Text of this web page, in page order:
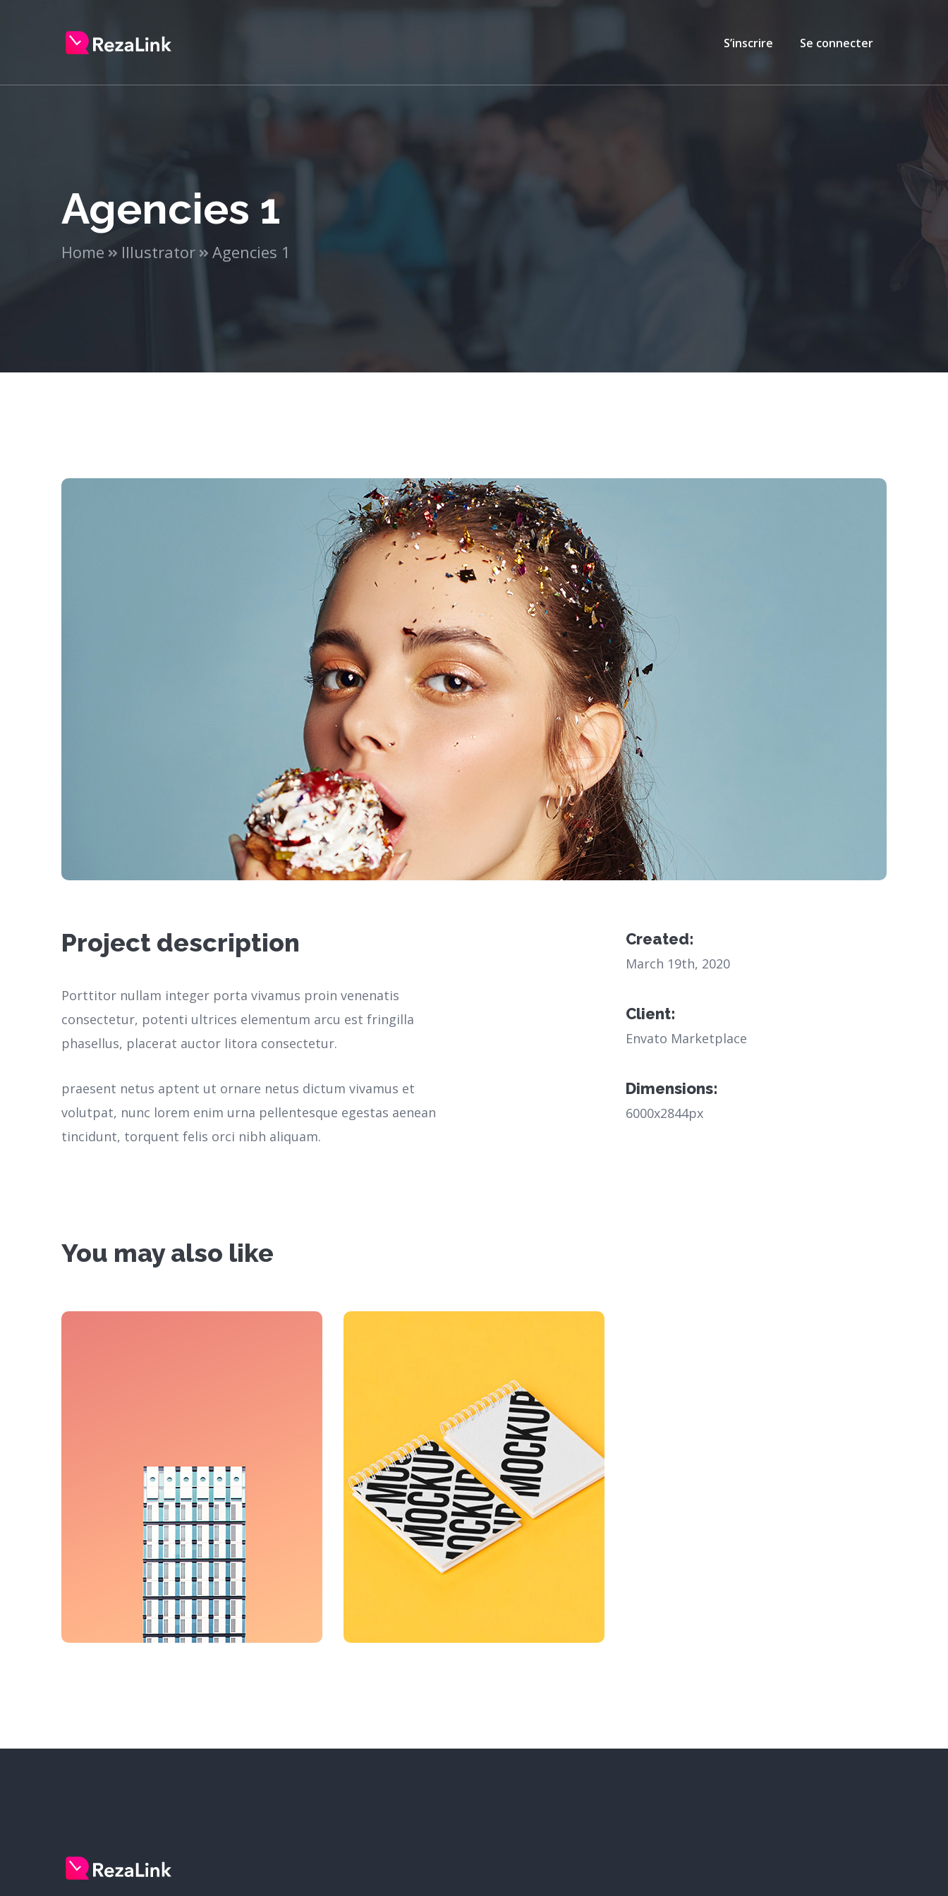
S’inscrire Se connecter
Agencies 1
Home Illustrator Agencies 1
Project description
Porttitor nullam integer porta vivamus proin venenatis
consectetur, potenti ultrices elementum arcu est fringilla
phasellus, placerat auctor litora consectetur.
praesent netus aptent ut ornare netus dictum vivamus et
volutpat, nunc lorem enim urna pellentesque egestas aenean
tincidunt, torquent felis orci nibh aliquam.
Created:
March 19th, 2020
Client:
Envato Marketplace
Dimensions:
6000x2844px
You may also like